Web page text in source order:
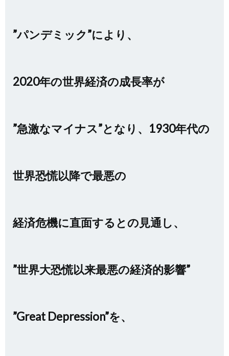
”パンデミック”により、
2020年の世界経済の成長率が
”急激なマイナス”となり、1930年代の
世界恐慌以降で最悪の
経済危機に直面するとの見通し、
”世界大恐慌以来最悪の経済的影響”
”Great Depression”を、